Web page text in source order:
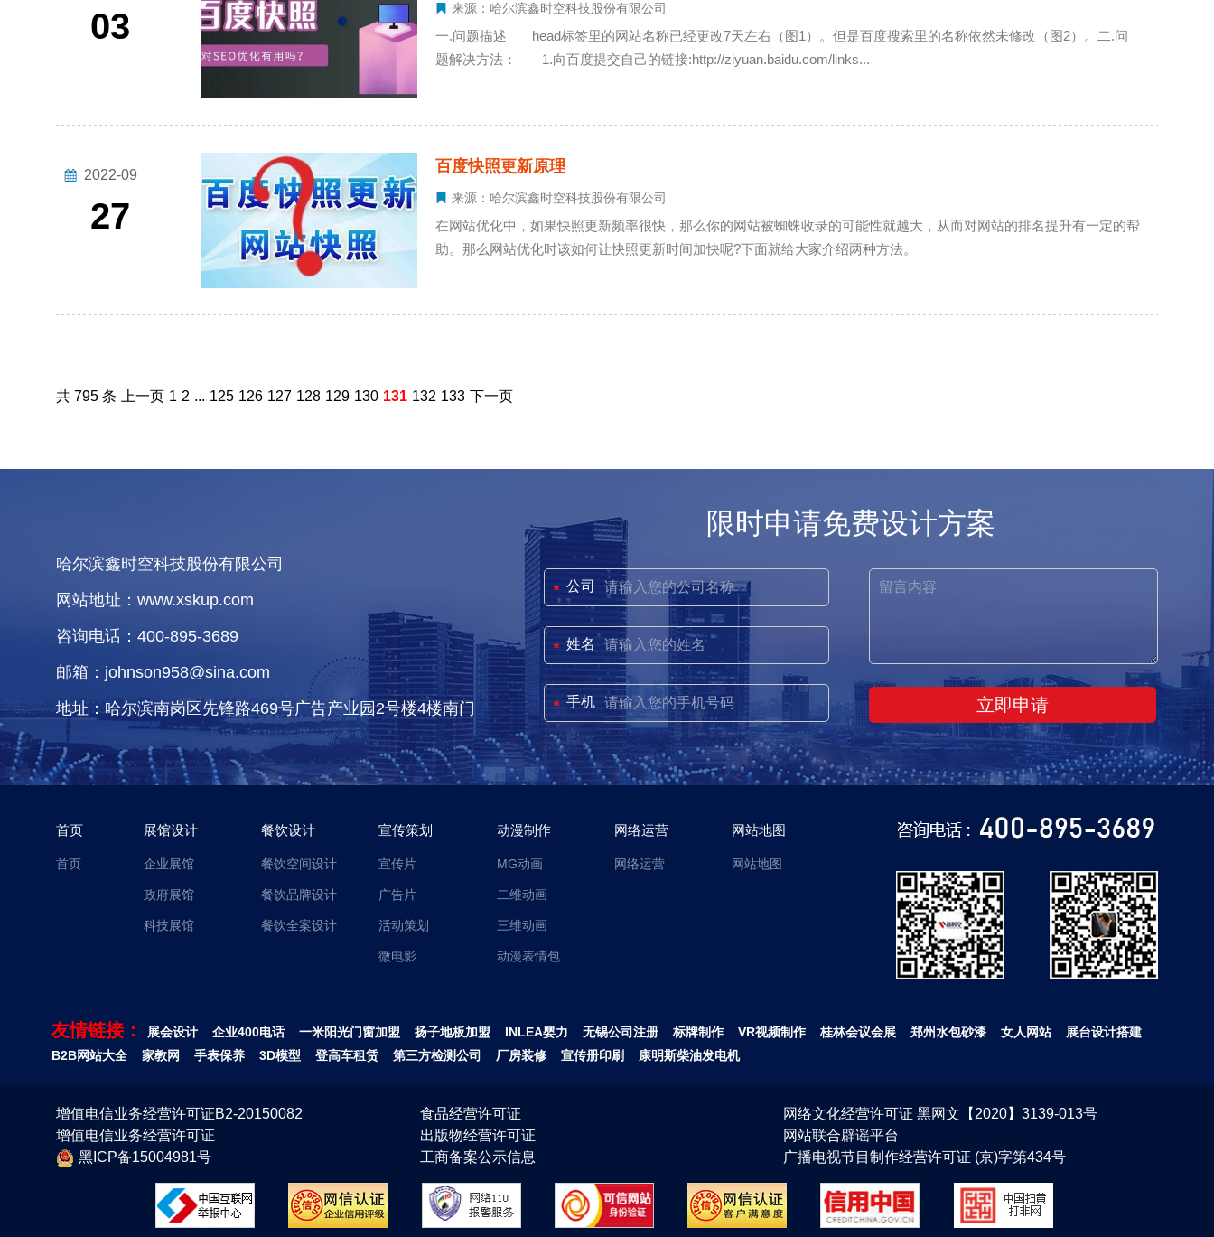
03 来源：哈尔滨鑫时空科技股份有限公司
一.问题描述 head标签里的网站名称已经更改7天左右（图1）。但是百度搜索里的名称依然未修改（图2）。二.问
题解决方法： 1.向百度提交自己的链接:http://ziyuan.baidu.com/links...
2022-09
27
百度快照更新原理
来源：哈尔滨鑫时空科技股份有限公司
在网站优化中，如果快照更新频率很快，那么你的网站被蜘蛛收录的可能性就越大，从而对网站的排名提升有一定的帮
助。那么网站优化时该如何让快照更新时间加快呢?下面就给大家介绍两种方法。
共 795 条 上一页 1 2 ... 125 126 127 128 129 130 131 132 133 下一页
哈尔滨鑫时空科技股份有限公司
网站地址：www.xskup.com
咨询电话：400-895-3689
邮箱：johnson958@sina.com
地址：哈尔滨南岗区先锋路469号广告产业园2号楼4楼南门
限时申请免费设计方案
公司
姓名
手机
首页
首页
展馆设计
企业展馆
政府展馆
科技展馆
餐饮设计
餐饮空间设计
餐饮品牌设计
餐饮全案设计
宣传策划
宣传片
广告片
活动策划
微电影
动漫制作
MG动画
二维动画
三维动画
动漫表情包
网络运营
网络运营
网站地图
网站地图
友情链接： 展会设计 企业400电话 一米阳光门窗加盟 扬子地板加盟 INLEA婴力 无锡公司注册 标牌制作 VR视频制作 桂林会议会展 郑州水包砂漆 女人网站
展台设计搭建
B2B网站大全
家教网 手表保养 3D模型 登高车租赁 第三方检测公司 厂房装修 宣传册印刷 康明斯柴油发电机
增值电信业务经营许可证B2-20150082 食品经营许可证
网络文化经营许可证 黑网文【2020】3139-013号
增值电信业务经营许可证
出版物经营许可证
网站联合辟谣平台
黑ICP备15004981号
工商备案公示信息 广播电视节目制作经营许可证 (京)字第434号